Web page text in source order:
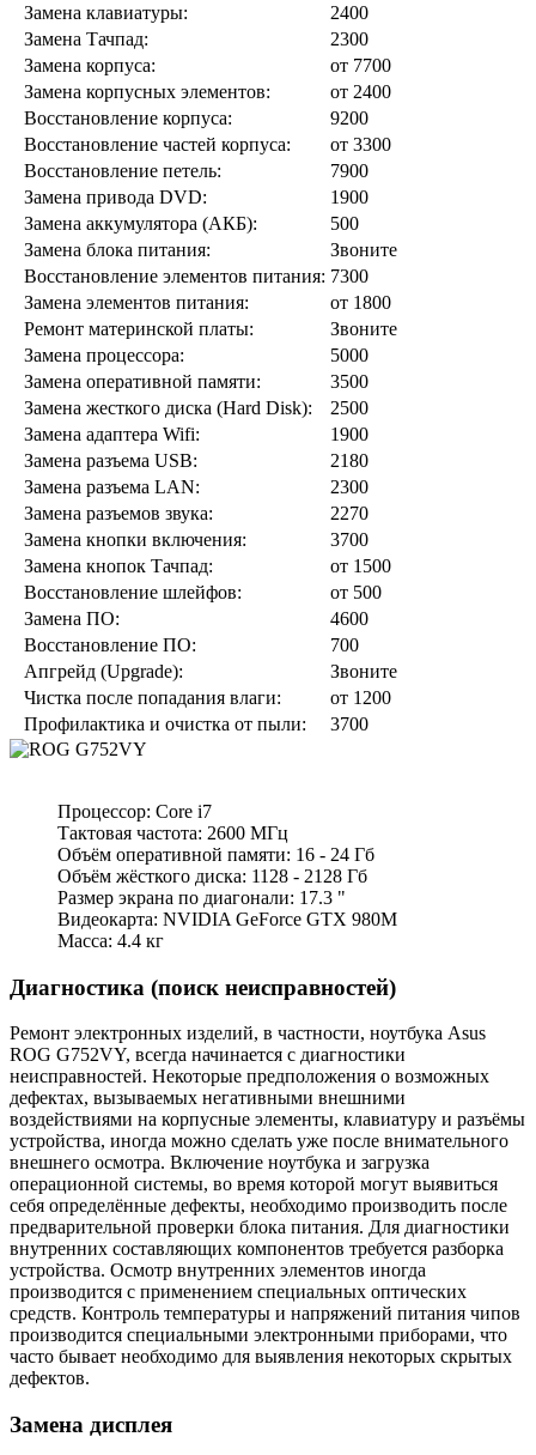
Замена клавиатуры:
2400
Замена Тачпад:
2300
Замена корпуса:
от 7700
Замена корпусных элементов:
от 2400
Восстановление корпуса:
9200
Восстановление частей корпуса:
от 3300
Восстановление петель:
7900
Замена привода DVD:
1900
Замена аккумулятора (АКБ):
500
Замена блока питания:
Звоните
Восстановление элементов питания: 7300
Замена элементов питания:
от 1800
Ремонт материнской платы:
Звоните
Замена процессора:
5000
Замена оперативной памяти:
3500
Замена жесткого диска (Hard Disk):
2500
Замена адаптера Wifi:
1900
Замена разъeма USB:
2180
Замена разъeма LAN:
2300
Замена разъeмов звука:
2270
Замена кнопки включения:
3700
Замена кнопок Тачпад:
от 1500
Восстановление шлейфов:
от 500
Замена ПО:
4600
Восстановление ПО:
700
Апгрейд (Upgrade):
Звоните
Чистка после попадания влаги:
от 1200
Профилактика и очистка от пыли:
3700
Процессор: Core i7
Тактовая частота: 2600 МГц
Объём оперативной памяти: 16 - 24 Гб
Объём жёсткого диска: 1128 - 2128 Гб
Размер экрана по диагонали: 17.3 "
Видеокарта: NVIDIA GeForce GTX 980M
Масса: 4.4 кг
Диагностика (поиск неисправностей)
Ремонт электронных изделий, в частности, ноутбука Asus
ROG G752VY, всегда начинается с диагностики
неисправностей. Некоторые предположения о возможных
дефектах, вызываемых негативными внешними
воздействиями на корпусные элементы, клавиатуру и разъёмы
устройства, иногда можно сделать уже после внимательного
внешнего осмотра. Включение ноутбука и загрузка
операционной системы, во время которой могут выявиться
себя определённые дефекты, необходимо производить после
предварительной проверки блока питания. Для диагностики
внутренних составляющих компонентов требуется разборка
устройства. Осмотр внутренних элементов иногда
производится с применением специальных оптических
средств. Контроль температуры и напряжений питания чипов
производится специальными электронными приборами, что
часто бывает необходимо для выявления некоторых скрытых
дефектов.
Замена дисплея